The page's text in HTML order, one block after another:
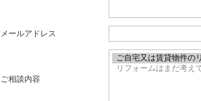
メールアドレス
ご相談内容